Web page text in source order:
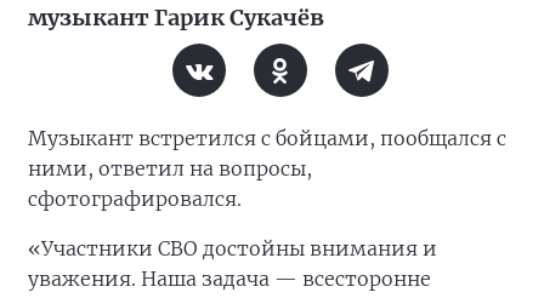
музыкант Гарик Сукачёв
Музыкант встретился с бойцами, пообщался с
ними, ответил на вопросы,
сфотографировался.
«Участники СВО достойны внимания и
уважения. Наша задача — всесторонне